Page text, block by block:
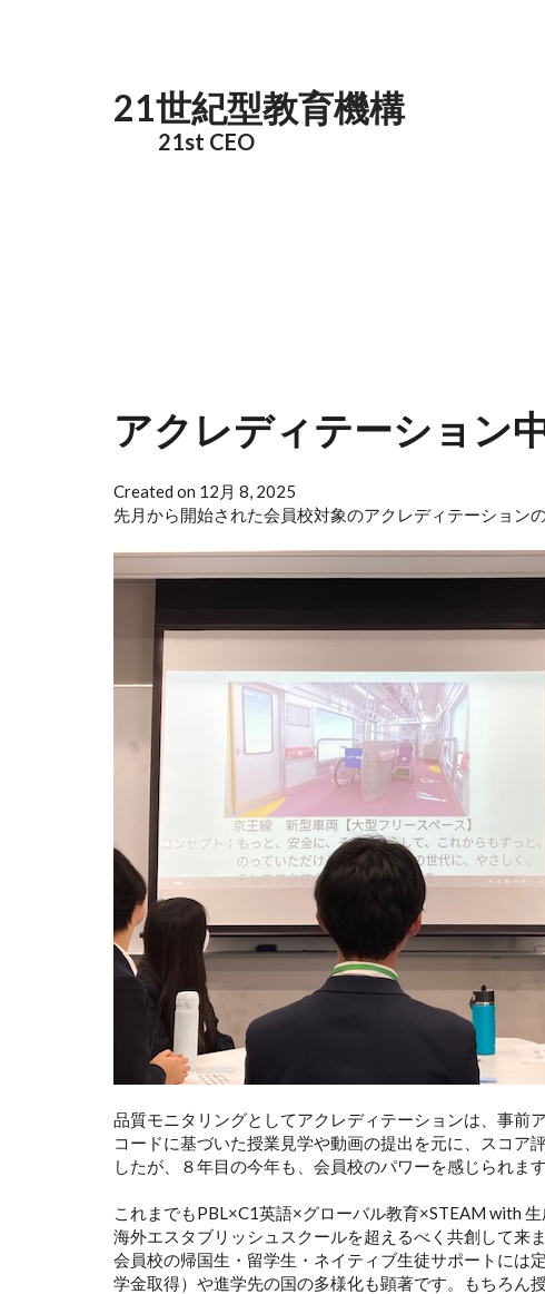
21世紀型教育機構
21st CEO
アクレディテーション
Created on 12月 8, 2025
先月から開始された会員校対象のアクレディテーション
品質モニタリングとしてアクレディテーションは、事
コードに基づいた授業見学や動画の提出を元に、スコア
したが、８年目の今年も、会員校のパワーを感じられます
これまでもPBL×C1英語×グローバル教育×STEAM with
海外エスタブリッシュスクールを超えるべく共創して来
会員校の帰国生・留学生・ネイティブ生徒サポートには
学金取得）や進学先の国の多様化も顕著です。もちろん